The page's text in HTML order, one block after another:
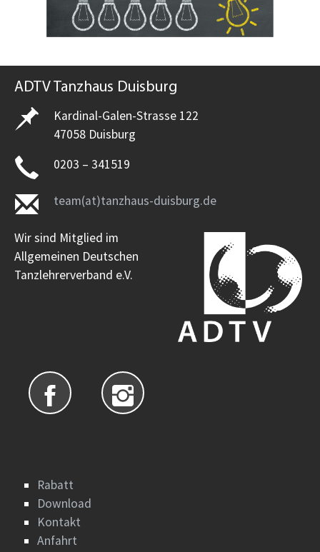
ADTV Tanzhaus Duisburg
Kardinal-Galen-Strasse 122
47058 Duisburg
0203 – 341519
team(at)tanzhaus-duisburg.de
Wir sind Mitglied im
Allgemeinen Deutschen
Tanzlehrerverband e.V.
Rabatt
Download
Kontakt
Anfahrt